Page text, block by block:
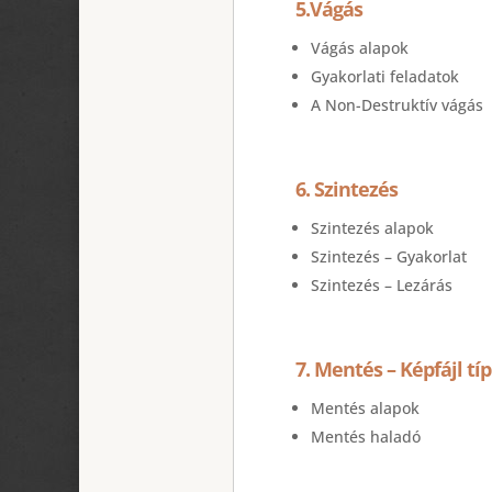
5.Vágás
Vágás alapok
Gyakorlati feladatok
A Non-Destruktív vágás
6. Szintezés
Szintezés alapok
Szintezés – Gyakorlat
Szintezés – Lezárás
7. Mentés – Képfájl
Mentés alapok
Mentés haladó